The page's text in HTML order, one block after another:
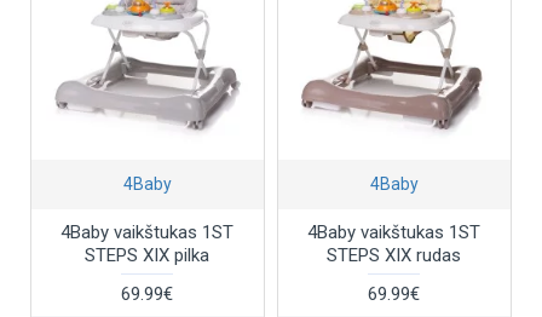
4Baby
4Baby vaikštukas 1ST
STEPS XIX pilka
69.99€
4Baby
4Baby vaikštukas 1ST
STEPS XIX rudas
69.99€